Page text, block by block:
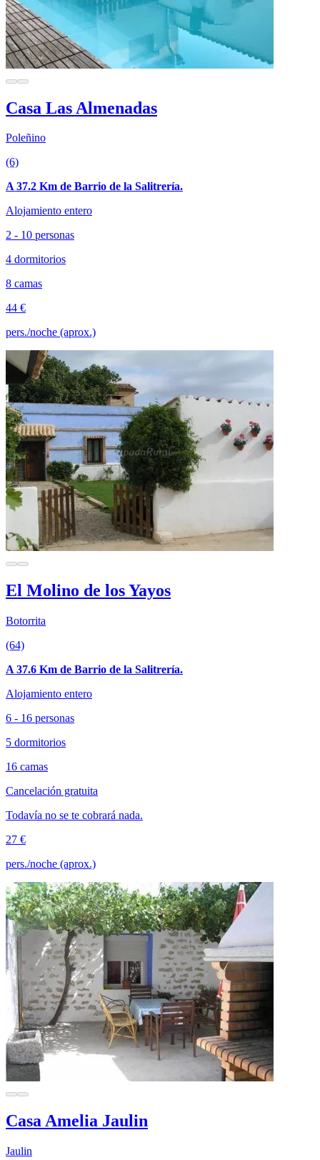
Casa Las Almenadas
Poleñino
(6)
A 37.2 Km de Barrio de la Salitrería.
Alojamiento entero
2 - 10 personas
4 dormitorios
8 camas
44 €
pers./noche (aprox.)
El Molino de los Yayos
Botorrita
(64)
A 37.6 Km de Barrio de la Salitrería.
Alojamiento entero
6 - 16 personas
5 dormitorios
16 camas
Cancelación gratuita
Todavía no se te cobrará nada.
27 €
pers./noche (aprox.)
Casa Amelia Jaulin
Jaulin